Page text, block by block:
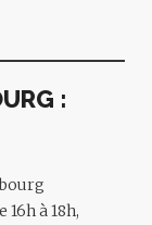
:
à 18h,